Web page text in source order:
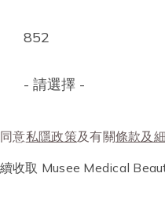
852
- 請選擇 -
意私隱政策及有關條款及
收取 Musee Medical